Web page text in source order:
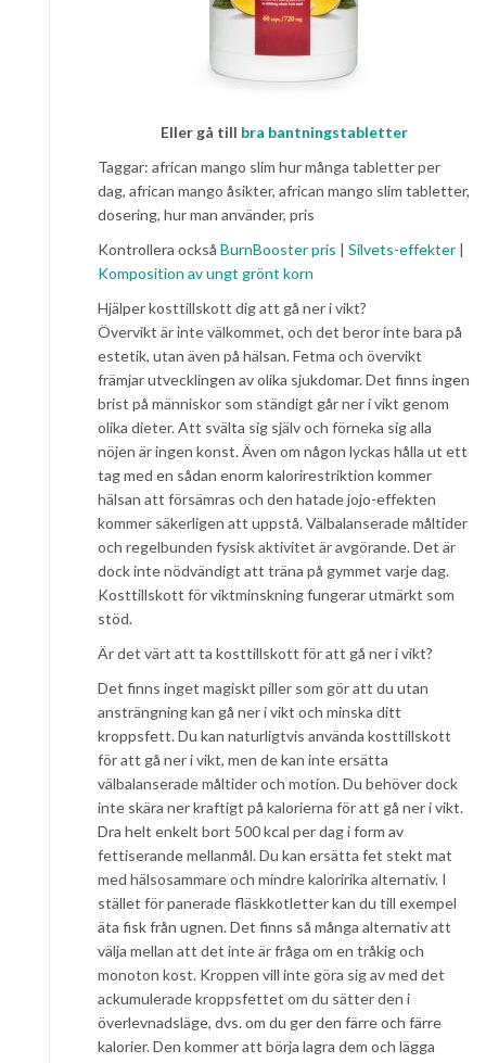
Eller gå till bra bantningstabletter
Taggar: african mango slim hur många tabletter per
dag, african mango åsikter, african mango slim tabletter,
dosering, hur man använder, pris
Kontrollera också BurnBooster pris | Silvets-effekter |
Komposition av ungt grönt korn
Hjälper kosttillskott dig att gå ner i vikt?
Övervikt är inte välkommet, och det beror inte bara på
estetik, utan även på hälsan. Fetma och övervikt
främjar utvecklingen av olika sjukdomar. Det finns ingen
brist på människor som ständigt går ner i vikt genom
olika dieter. Att svälta sig själv och förneka sig alla
nöjen är ingen konst. Även om någon lyckas hålla ut ett
tag med en sådan enorm kalorirestriktion kommer
hälsan att försämras och den hatade jojo-effekten
kommer säkerligen att uppstå. Välbalanserade måltider
och regelbunden fysisk aktivitet är avgörande. Det är
dock inte nödvändigt att träna på gymmet varje dag.
Kosttillskott för viktminskning fungerar utmärkt som
stöd.
Är det värt att ta kosttillskott för att gå ner i vikt?
Det finns inget magiskt piller som gör att du utan
ansträngning kan gå ner i vikt och minska ditt
kroppsfett. Du kan naturligtvis använda kosttillskott
för att gå ner i vikt, men de kan inte ersätta
välbalanserade måltider och motion. Du behöver dock
inte skära ner kraftigt på kalorierna för att gå ner i vikt.
Dra helt enkelt bort 500 kcal per dag i form av
fettiserande mellanmål. Du kan ersätta fet stekt mat
med hälsosammare och mindre kaloririka alternativ. I
stället för panerade fläskkotletter kan du till exempel
äta fisk från ugnen. Det finns så många alternativ att
välja mellan att det inte är fråga om en tråkig och
monoton kost. Kroppen vill inte göra sig av med det
ackumulerade kroppsfettet om du sätter den i
överlevnadsläge, dvs. om du ger den färre och färre
kalorier. Den kommer att börja lagra dem och lägga